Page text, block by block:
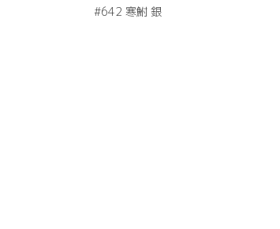
#642 寒鮒 銀